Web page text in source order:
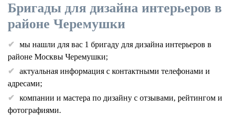
Бригады для дизайна интерьеров в
районе Черемушки
мы нашли для вас 1 бригаду для дизайна интерьеров в
районе Москвы Черемушки;
актуальная информация с контактными телефонами и
адресами;
компании и мастера по дизайну с отзывами, рейтингом и
фотографиями.